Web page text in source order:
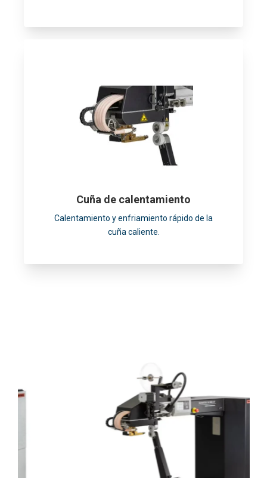
Cuña de calentamiento
Calentamiento y enfriamiento rápido de la
cuña caliente.